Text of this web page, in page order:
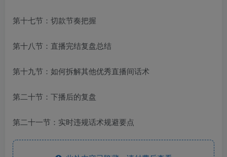
第十七节：切款节奏把握
第十八节：直播完结复盘总结
第十九节：如何拆解其他优秀直播间话术
第二十节：下播后的复盘
第二十一节：实时违规话术规避要点